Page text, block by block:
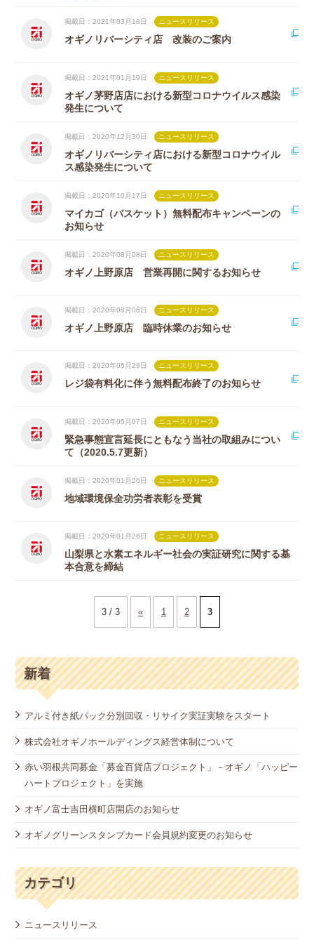
掲載日：2021年03月18日 ニュースリリース
オギノリバーシティ店 改装のご案内
掲載日：2021年01月19日 ニュースリリース
オギノ茅野店店における新型コロナウイルス感染
発生について
掲載日：2020年12月30日 ニュースリリース
オギノリバーシティ店における新型コロナウイル
ス感染発生について
掲載日：2020年10月17日 ニュースリリース
マイカゴ（バスケット）無料配布キャンペーンの
お知らせ
掲載日：2020年08月08日 ニュースリリース
オギノ上野原店 営業再開に関するお知らせ
掲載日：2020年08月06日 ニュースリリース
オギノ上野原店 臨時休業のお知らせ
掲載日：2020年05月29日 ニュースリリース
レジ袋有料化に伴う無料配布終了のお知らせ
掲載日：2020年05月07日 ニュースリリース
緊急事態宣言延長にともなう当社の取組みについ
て（2020.5.7更新）
掲載日：2020年01月26日 ニュースリリース
地域環境保全功労者表彰を受賞
掲載日：2020年01月26日 ニュースリリース
山梨県と水素エネルギー社会の実証研究に関する基
本合意を締結
3 / 3 « 1 2 3
新着
アルミ付き紙パック分別回収・リサイク実証実験をスタート
株式会社オギノホールディングス経営体制について
赤い羽根共同募金「募金百貨店プロジェクト」－オギノ「ハッピー
ハートプロジェクト」を実施
オギノ富士吉田横町店開店のお知らせ
オギノグリーンスタンプカード会員規約変更のお知らせ
カテゴリ
ニュースリリース